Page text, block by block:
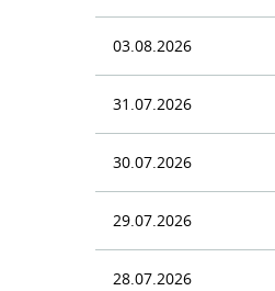
03.08.2026
31.07.2026
30.07.2026
29.07.2026
28.07.2026